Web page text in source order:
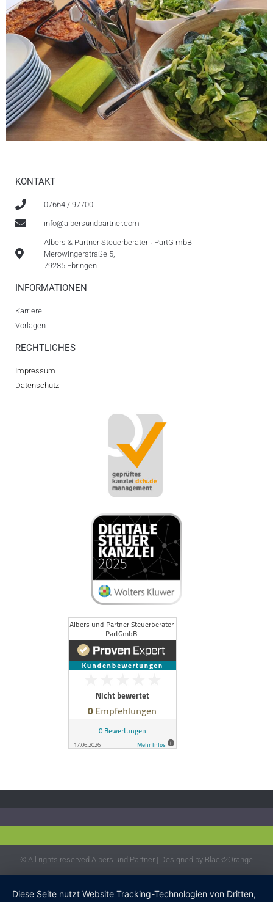
KONTAKT
07664 / 97700
info@albersundpartner.com
Albers & Partner Steuerberater ∙ PartG mbB
Merowingerstraße 5,
79285 Ebringen
INFORMATIONEN
Karriere
Vorlagen
RECHTLICHES
Impressum
Datenschutz
© All rights reserved Albers und Partner | Designed by Black2Orange
Diese Seite nutzt Website Tracking-Technologien von Dritten,